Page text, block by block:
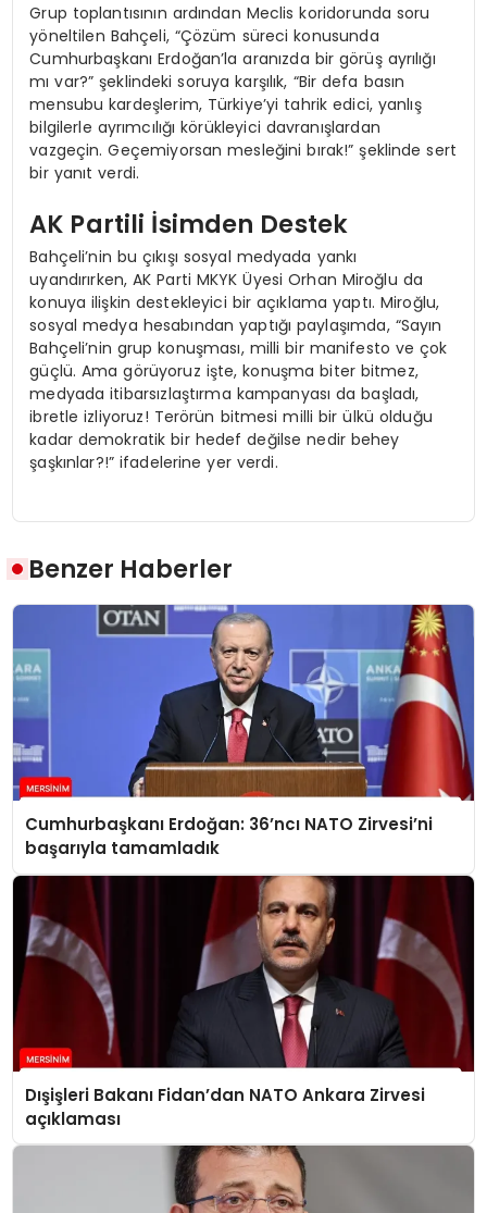
Grup toplantısının ardından Meclis koridorunda soru
yöneltilen Bahçeli, “Çözüm süreci konusunda
Cumhurbaşkanı Erdoğan’la aranızda bir görüş ayrılığı
mı var?” şeklindeki soruya karşılık, “Bir defa basın
mensubu kardeşlerim, Türkiye’yi tahrik edici, yanlış
bilgilerle ayrımcılığı körükleyici davranışlardan
vazgeçin. Geçemiyorsan mesleğini bırak!” şeklinde sert
bir yanıt verdi.
AK Partili İsimden Destek
Bahçeli’nin bu çıkışı sosyal medyada yankı
uyandırırken, AK Parti MKYK Üyesi Orhan Miroğlu da
konuya ilişkin destekleyici bir açıklama yaptı. Miroğlu,
sosyal medya hesabından yaptığı paylaşımda, “Sayın
Bahçeli’nin grup konuşması, milli bir manifesto ve çok
güçlü. Ama görüyoruz işte, konuşma biter bitmez,
medyada itibarsızlaştırma kampanyası da başladı,
ibretle izliyoruz! Terörün bitmesi milli bir ülkü olduğu
kadar demokratik bir hedef değilse nedir behey
şaşkınlar?!” ifadelerine yer verdi.
Benzer Haberler
Cumhurbaşkanı Erdoğan: 36’ncı NATO Zirvesi’ni
başarıyla tamamladık
Dışişleri Bakanı Fidan’dan NATO Ankara Zirvesi
açıklaması